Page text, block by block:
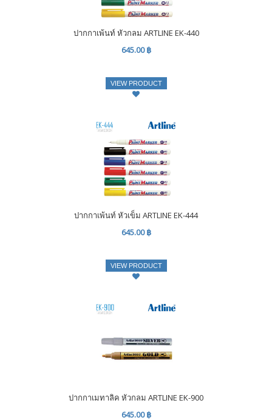
ปากกาเพ้นท์ หัวกลม ARTLINE EK-440
645.00 ฿
VIEW PRODUCT
ปากกาเพ้นท์ หัวเข็ม ARTLINE EK-444
645.00 ฿
VIEW PRODUCT
ปากกาเมทาลิค หัวกลม ARTLINE EK-900
645.00 ฿